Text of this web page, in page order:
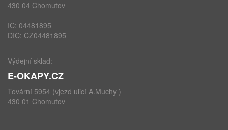
430 04 Chomutov
IČ: 04481895
DIČ: CZ04481895
Výdejní sklad:
E-OKAPY.CZ
Tovární 5954 (vjezd ulicí A.Muchy )
430 01 Chomutov